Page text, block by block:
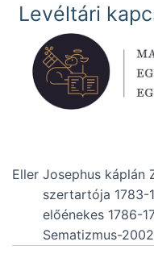
Levéltári
Eller Josephus káplán
szertartója 1783-
előénekes 1786-
Sematizmus-